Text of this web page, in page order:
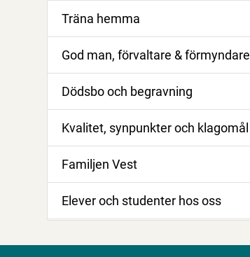
Träna hemma
God man, förvaltare & förmyndare
Dödsbo och begravning
Kvalitet, synpunkter och klagomål
Familjen Vest
Elever och studenter hos oss